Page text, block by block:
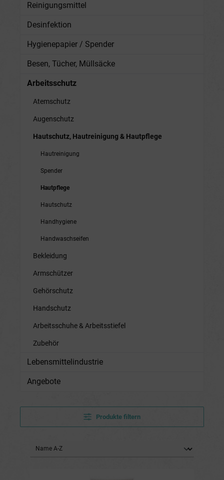
Reinigungsmittel
Desinfektion
Hygienepapier / Spender
Besen, Tücher, Müllsäcke
Arbeitsschutz
Atemschutz
Augenschutz
Hautschutz, Hautreinigung & Hautpflege
Hautreinigung
Spender
Hautpflege
Hautschutz
Handhygiene
Handwaschseifen
Bekleidung
Armschützer
Gehörschutz
Handschutz
Arbeitsschuhe & Arbeitsstiefel
Zubehör
Lebensmittelindustrie
Angebote
Produkte filtern